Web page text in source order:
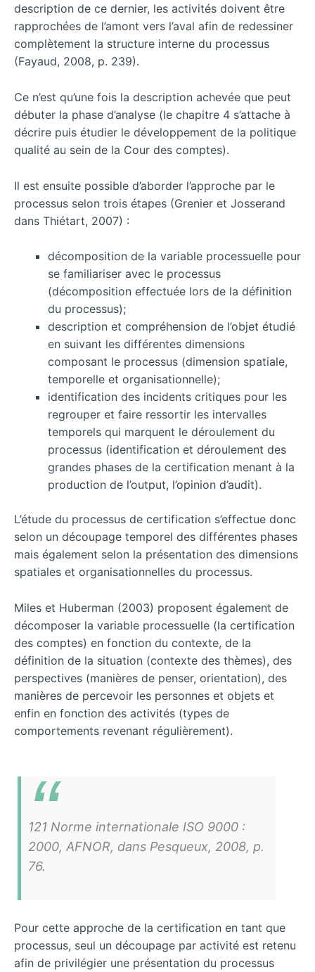
description de ce dernier, les activités doivent être
rapprochées de l’amont vers l’aval afin de redessiner
complètement la structure interne du processus
(Fayaud, 2008, p. 239).
Ce n’est qu’une fois la description achevée que peut
débuter la phase d’analyse (le chapitre 4 s’attache à
décrire puis étudier le développement de la politique
qualité au sein de la Cour des comptes).
Il est ensuite possible d’aborder l’approche par le
processus selon trois étapes (Grenier et Josserand
dans Thiétart, 2007) :
décomposition de la variable processuelle pour
se familiariser avec le processus
(décomposition effectuée lors de la définition
du processus);
description et compréhension de l’objet étudié
en suivant les différentes dimensions
composant le processus (dimension spatiale,
temporelle et organisationnelle);
identification des incidents critiques pour les
regrouper et faire ressortir les intervalles
temporels qui marquent le déroulement du
processus (identification et déroulement des
grandes phases de la certification menant à la
production de l’output, l’opinion d’audit).
L’étude du processus de certification s’effectue donc
selon un découpage temporel des différentes phases
mais également selon la présentation des dimensions
spatiales et organisationnelles du processus.
Miles et Huberman (2003) proposent également de
décomposer la variable processuelle (la certification
des comptes) en fonction du contexte, de la
définition de la situation (contexte des thèmes), des
perspectives (manières de penser, orientation), des
manières de percevoir les personnes et objets et
enfin en fonction des activités (types de
comportements revenant régulièrement).
121 Norme internationale ISO 9000 :
2000, AFNOR, dans Pesqueux, 2008, p.
76.
Pour cette approche de la certification en tant que
processus, seul un découpage par activité est retenu
afin de privilégier une présentation du processus